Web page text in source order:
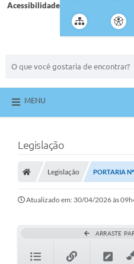
Acessibilidade
MENU
Legislação
Legislação PORTARIA
Atualizado em: 30/04/2026 às
ARRASTE